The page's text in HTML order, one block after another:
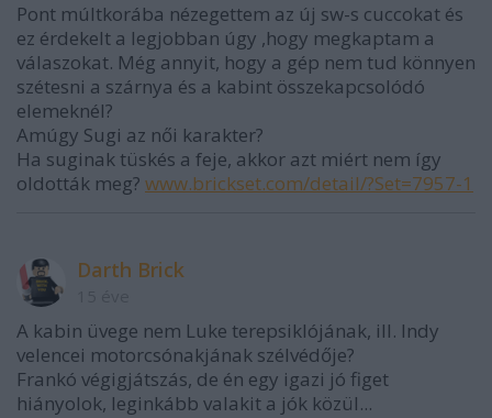
Pont múltkorába nézegettem az új sw-s cuccokat és
ez érdekelt a legjobban úgy ,hogy megkaptam a
válaszokat. Még annyit, hogy a gép nem tud könnyen
szétesni a szárnya és a kabint összekapcsolódó
elemeknél?
Amúgy Sugi az női karakter?
Ha suginak tüskés a feje, akkor azt miért nem így
oldották meg? www.brickset.com/detail/?Set=7957-1
Darth Brick
A kabin üvege nem Luke terepsiklójának, ill. Indy
velencei motorcsónakjának szélvédője?
Frankó végigjátszás, de én egy igazi jó figet
hiányolok, leginkább valakit a jók közül...